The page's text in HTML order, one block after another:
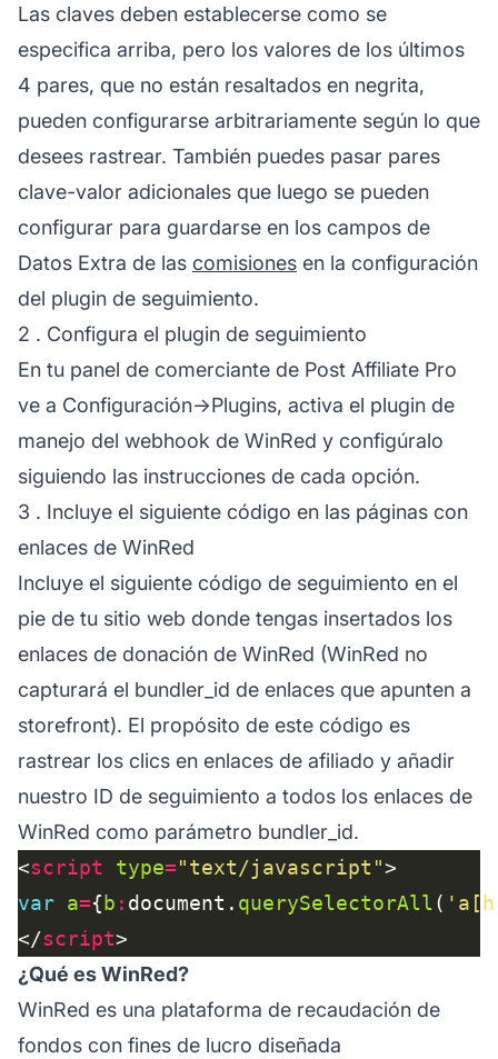
Las claves deben establecerse como se
especifica arriba, pero los valores de los últimos
4 pares, que no están resaltados en negrita,
pueden configurarse arbitrariamente según lo que
desees rastrear. También puedes pasar pares
clave-valor adicionales que luego se pueden
configurar para guardarse en los campos de
Datos Extra de las comisiones en la configuración
del plugin de seguimiento.
2 . Configura el plugin de seguimiento
En tu panel de comerciante de Post Affiliate Pro
ve a Configuración->Plugins, activa el plugin de
manejo del webhook de WinRed y configúralo
siguiendo las instrucciones de cada opción.
3 . Incluye el siguiente código en las páginas con
enlaces de WinRed
Incluye el siguiente código de seguimiento en el
pie de tu sitio web donde tengas insertados los
enlaces de donación de WinRed (WinRed no
capturará el bundler_id de enlaces que apunten a
storefront). El propósito de este código es
rastrear los clics en enlaces de afiliado y añadir
nuestro ID de seguimiento a todos los enlaces de
WinRed como parámetro bundler_id.
<script type="text/javascript"
var a={b : document. querySelectorAll (
</script
¿Qué es WinRed?
WinRed es una plataforma de recaudación de
fondos con fines de lucro diseñada